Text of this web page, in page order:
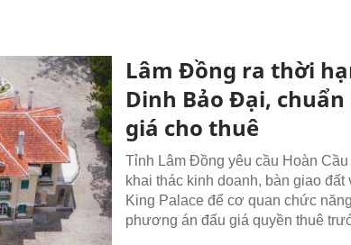
Lâm Đồng ra thời
Dinh Bảo Đại, chuẩn
giá cho thuê
Tỉnh Lâm Đồng yêu cầu Hoàn
khai thác kinh doanh, bàn giao đất
King Palace để cơ quan chức
phương án đấu giá quyền thuê